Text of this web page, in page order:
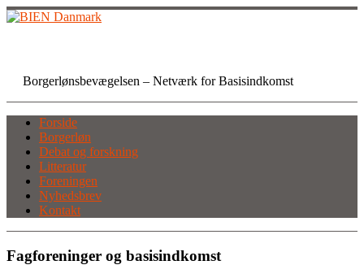
Skip
to
Borgerlønsbevægelsen – Netværk for Basisindkomst
Forside
Borgerløn
Debat og forskning
Litteratur
Foreningen
Nyhedsbrev
Kontakt
Fagforeninger og basisindkomst